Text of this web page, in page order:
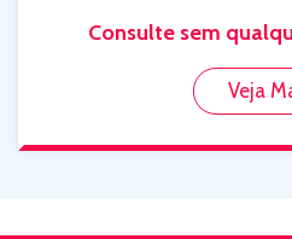
Consulte sem
Veja